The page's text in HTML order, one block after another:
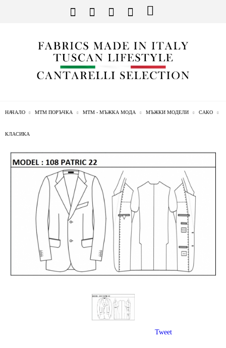
НАЧАЛО МТМ ПОРЪЧКА МТМ - МЪЖКА МОДА МЪЖКИ МОДЕЛИ САКО
КЛАСИКА
Tweet